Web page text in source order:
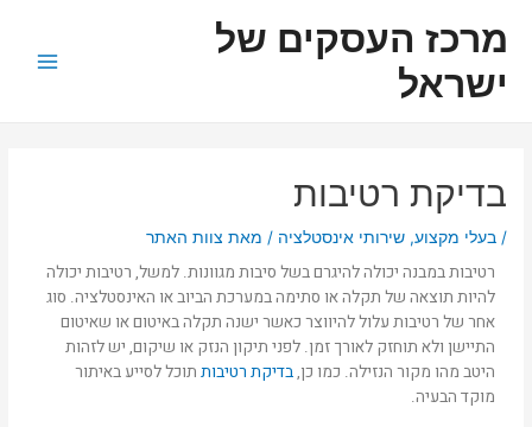
לתוכןמרכז העסקים של
ישראל
בדיקת רטיבות
/בעלי מקצוע,שירותי אינסטלציה / מאת צוות האתר
רטיבות במבנה יכולה להיגרם בשל סיבות מגוונות. למשל, רטיבות יכולה
להיות תוצאה של תקלה או סתימה במערכת הביוב או האינסטלציה. סוג
אחר של רטיבות עלול להיווצר כאשר ישנה תקלה באיטום או שאיטום
התיישן ולא תוחזק לאורך זמן. לפני תיקון הנזק או שיקום, יש לזהות
היטב מהו מקור הנזילה. כמו כן,בדיקת רטיבות תוכל לסייע באיתור
מוקד הבעיה.